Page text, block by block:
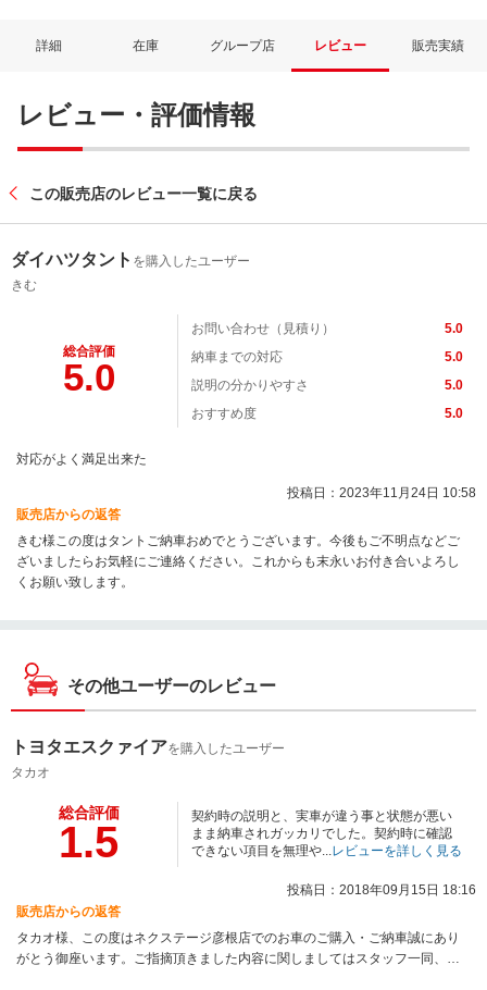
詳細 在庫 グループ店 レビュー 販売実績
レビュー・評価情報
この販売店のレビュー一覧に戻る
ダイハツタント を購入したユーザー
きむ
総合評価
5.0
お問い合わせ（見積り）
5.0
納車までの対応
5.0
説明の分かりやすさ
5.0
おすすめ度
5.0
対応がよく満足出来た
投稿日：2023年11月24日 10:58
販売店からの返答
きむ様この度はタントご納車おめでとうございます。今後もご不明点などご
ざいましたらお気軽にご連絡ください。これからも末永いお付き合いよろし
くお願い致します。
その他ユーザーのレビュー
トヨタエスクァイアを購入したユーザー
タカオ
総合評価
1.5
契約時の説明と、実車が違う事と状態が悪い
まま納車されガッカリでした。契約時に確認
できない項目を無理や... レビューを詳しく見る
投稿日：2018年09月15日 18:16
販売店からの返答
タカオ様、この度はネクステージ彦根店でのお車のご購入・ご納車誠にあり
がとう御座います。ご指摘頂きました内容に関しましてはスタッフ一同、貴